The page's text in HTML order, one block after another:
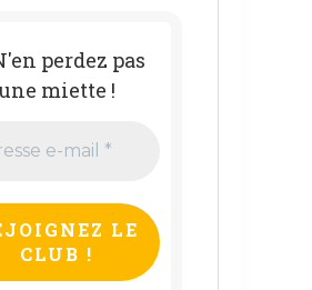
perdez pas
une miette !